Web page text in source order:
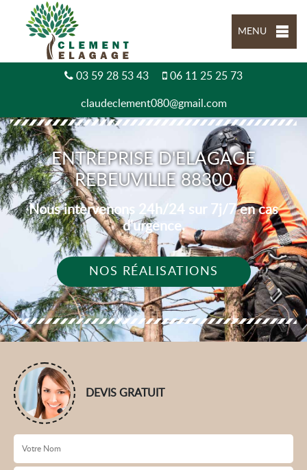
MENU
03 59 28 53 43 06 11 25 25 73
claudeclement080@gmail.com
ENTREPRISE D'ELAGAGE
REBEUVILLE 88300
Nous intervenons 24h/24 sur 7j/7 en cas
d'urgence.
NOS RÉALISATIONS
DEVIS GRATUIT